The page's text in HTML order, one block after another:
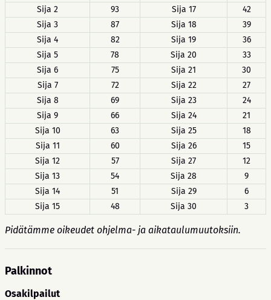
Sija 2
93 Sija 17
42
Sija 3
87 Sija 18
39
Sija 4
82 Sija 19
36
Sija 5
78 Sija 20
33
Sija 6
75 Sija 21
30
Sija 7
72 Sija 22
27
Sija 8
69 Sija 23
24
Sija 9
66 Sija 24
21
Sija 10
63 Sija 25
18
Sija 11
60 Sija 26
15
Sija 12
57 Sija 27
12
Sija 13
54 Sija 28
9
Sija 14
51 Sija 29
6
Sija 15
48 Sija 30 3
Pidätämme oikeudet ohjelma- ja aikataulumuutoksiin.
Palkinnot
Osakilpailut